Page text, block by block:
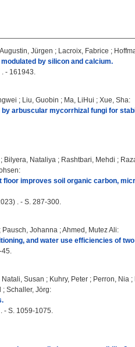
Augustin, Jürgen ; Lacroix, Fabrice ;
by silicon and calcium.
- 161943.
; Liu, Guobin ; Ma, LiHui ; Xue, Sha:
arbuscular mycorrhizal fungi for
; Bilyera, Nataliya ; Rashtbari, Mehdi ;
:
floor improves soil organic carbon,
. - S. 287-300.
; Pausch, Johanna ;Ahmed, Mutez Ali:
and water use efficiencies of
45.
Natali, Susan ; Kuhry, Peter ; Perron, Nia ;
; Schaller, Jörg:
- S. 1059-1075.